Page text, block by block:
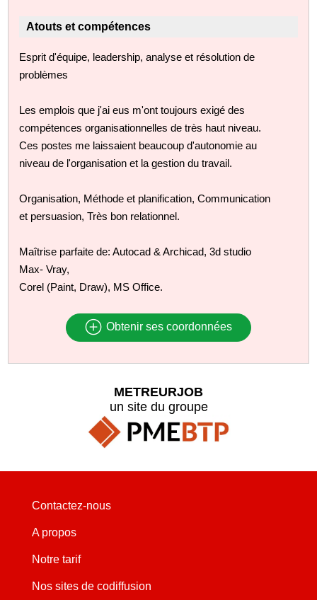
Atouts et compétences
Esprit d'équipe, leadership, analyse et résolution de
problèmes
Les emplois que j'ai eus m'ont toujours exigé des
compétences organisationnelles de très haut niveau.
Ces postes me laissaient beaucoup d'autonomie au
niveau de l'organisation et la gestion du travail.
Organisation, Méthode et planification, Communication
et persuasion, Très bon relationnel.
Maîtrise parfaite de: Autocad & Archicad, 3d studio
Max- Vray,
Corel (Paint, Draw), MS Office.
Obtenir ses coordonnées
METREURJOB
un site du groupe
Contactez-nous
A propos
Notre tarif
Nos sites de codiffusion